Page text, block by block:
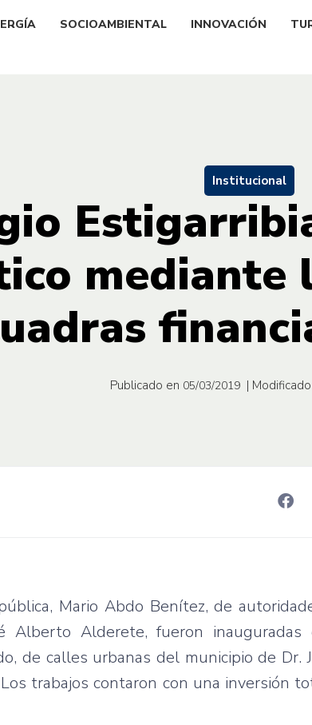
SOCIOAMBIENTAL INNOVACIÓN
Institucional
mediante
Publicado en 05/03/2019 |
Mario Abdo Benítez, de
Alberto Alderete, fueron
de calles urbanas del municipio de Dr.
trabajos contaron con una inversión